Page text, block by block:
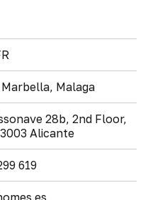
Malaga
28b, 2nd Floor,
Alicante
619